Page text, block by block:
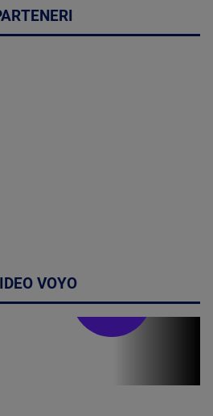
VOYO
Stirile PRO TV